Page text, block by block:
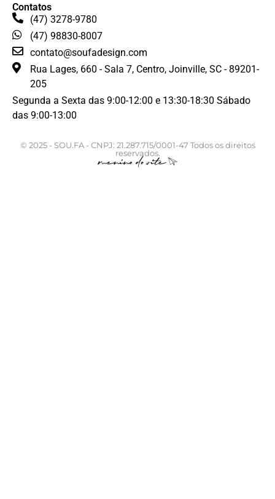
Contatos
(47) 3278-9780
(47) 98830-8007
contato@soufadesign.com
Rua Lages, 660 - Sala 7, Centro, Joinville, SC - 89201-
205
Segunda a Sexta das 9:00-12:00 e 13:30-18:30 Sábado
das 9:00-13:00
© 2025 - SOU.FA - CNPJ: 21.287.715/0001-47 Todos os direitos
reservados.